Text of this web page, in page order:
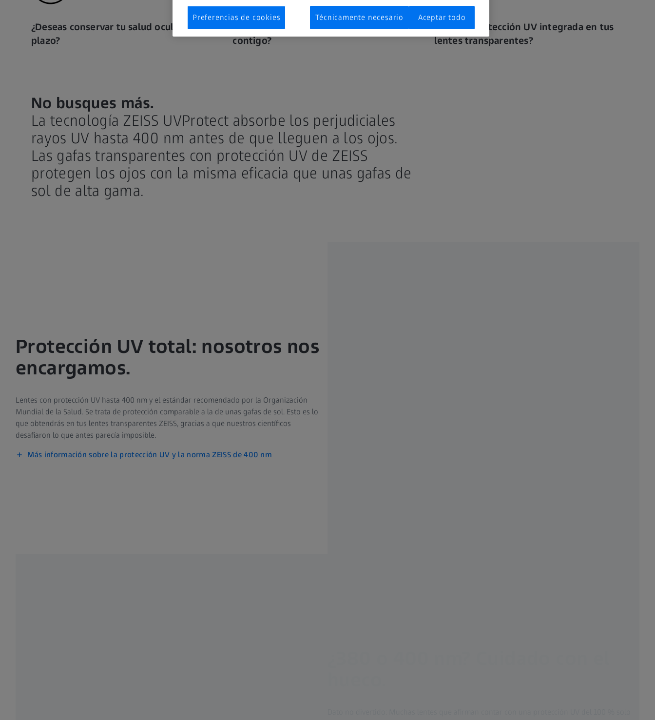
¿Deseas conservar tu salud ocular a largo
plazo?
¿No siempre te llevas las gafas de sol
contigo?
¿Deseas protección UV integrada en tus
lentes transparentes?
No busques más.
La tecnología ZEISS UVProtect absorbe los perjudiciales
rayos UV hasta 400 nm antes de que lleguen a los ojos.
Las gafas transparentes con protección UV de ZEISS
protegen los ojos con la misma eficacia que unas gafas de
sol de alta gama.
Protección UV total: nosotros nos
encargamos.
Lentes con protección UV hasta 400 nm y el estándar recomendado por la Organización
Mundial de la Salud. Se trata de protección comparable a la de unas gafas de sol. Esto es lo
que obtendrás en tus lentes transparentes ZEISS, gracias a que nuestros científicos
desafiaron lo que antes parecía imposible.
Más información sobre la protección UV y la norma ZEISS de 400 nm
Preferencias de cookies Técnicamente necesario Aceptar todo